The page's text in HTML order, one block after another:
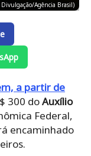
Divulgação/Agência Brasil)
a partir de
300 doAuxílio
Federal,
encaminhado